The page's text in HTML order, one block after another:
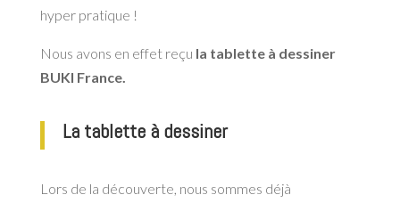
hyper pratique !
Nous avons en effet reçu la tablette à dessiner
BUKI France.
La tablette à dessiner
Lors de la découverte, nous sommes déjà